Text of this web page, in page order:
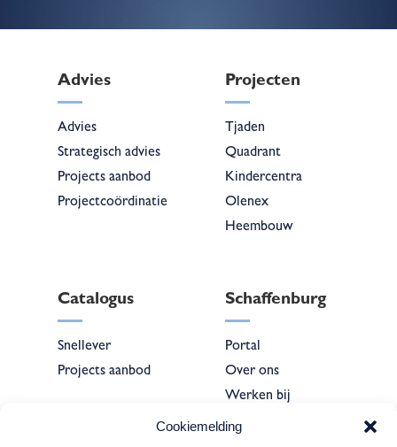
Cookiemelding
Advies
Advies
Strategisch advies
Projects aanbod
Projectcoördinatie
Projecten
Tjaden
Quadrant
Kindercentra
Olenex
Heembouw
Catalogus
Snellever
Projects aanbod
Schaffenburg
Portal
Over ons
Werken bij
Contact